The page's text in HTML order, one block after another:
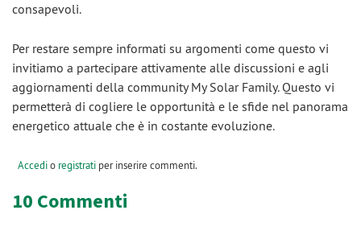
consapevoli.
Per restare sempre informati su argomenti come questo vi
invitiamo a partecipare attivamente alle discussioni e agli
aggiornamenti della community My Solar Family. Questo vi
permetterà di cogliere le opportunità e le sfide nel panorama
energetico attuale che è in costante evoluzione.
Accedio registratiper inserire commenti.
10 Commenti